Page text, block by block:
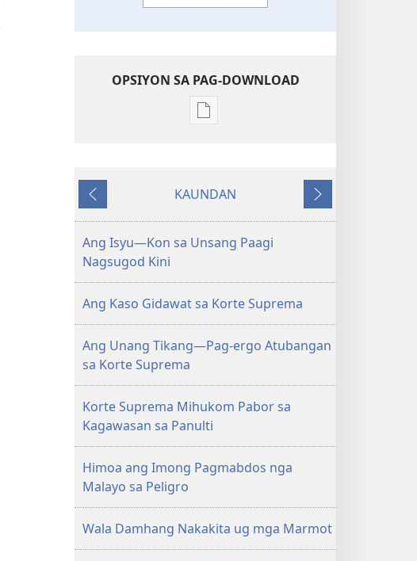
OPSIYON SA PAG-DOWNLOAD
Opsiyon
sa
MAGASIN
Enero 8,
Miagi
KAUNDAN
Sunod
Ang Isyu—Kon sa Unsang Paagi
Nagsugod Kini
Ang Kaso Gidawat sa Korte Suprema
Ang Unang Tikang—Pag-ergo Atubangan
sa Korte Suprema
Korte Suprema Mihukom Pabor sa
Kagawasan sa Panulti
Himoa ang Imong Pagmabdos nga
Malayo sa Peligro
Wala Damhang Nakakita ug mga Marmot